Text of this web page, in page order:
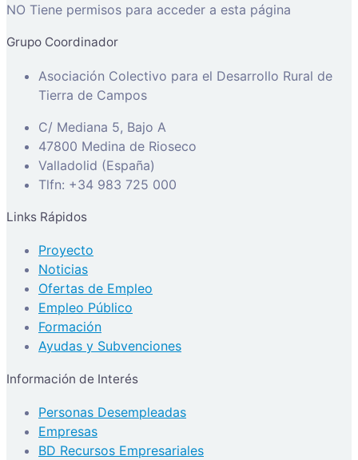
NO Tiene permisos para acceder a esta página
Grupo Coordinador
Asociación Colectivo para el Desarrollo Rural de
Tierra de Campos
C/ Mediana 5, Bajo A
47800 Medina de Rioseco
Valladolid (España)
Tlfn: +34 983 725 000
Links Rápidos
Proyecto
Noticias
Ofertas de Empleo
Empleo Público
Formación
Ayudas y Subvenciones
Información de Interés
Personas Desempleadas
Empresas
BD Recursos Empresariales